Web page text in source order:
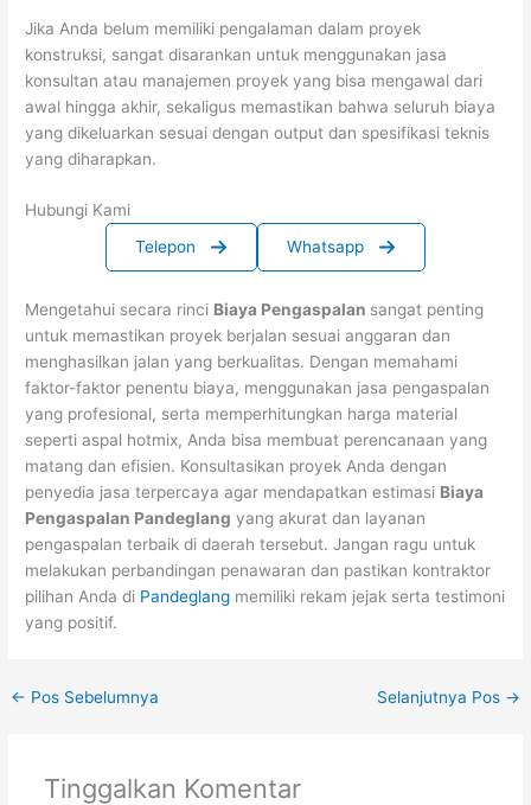
Jika Anda belum memiliki pengalaman dalam proyek
konstruksi, sangat disarankan untuk menggunakan jasa
konsultan atau manajemen proyek yang bisa mengawal dari
awal hingga akhir, sekaligus memastikan bahwa seluruh biaya
yang dikeluarkan sesuai dengan output dan spesifikasi teknis
yang diharapkan.
Hubungi Kami
Telepon
Whatsapp
Mengetahui secara rinci Biaya Pengaspalan sangat penting
untuk memastikan proyek berjalan sesuai anggaran dan
menghasilkan jalan yang berkualitas. Dengan memahami
faktor-faktor penentu biaya, menggunakan jasa pengaspalan
yang profesional, serta memperhitungkan harga material
seperti aspal hotmix, Anda bisa membuat perencanaan yang
matang dan efisien. Konsultasikan proyek Anda dengan
penyedia jasa terpercaya agar mendapatkan estimasi Biaya
Pengaspalan Pandeglang yang akurat dan layanan
pengaspalan terbaik di daerah tersebut. Jangan ragu untuk
melakukan perbandingan penawaran dan pastikan kontraktor
pilihan Anda di Pandeglang memiliki rekam jejak serta testimoni
yang positif.
← Pos Sebelumnya Selanjutnya Pos →
Tinggalkan Komentar